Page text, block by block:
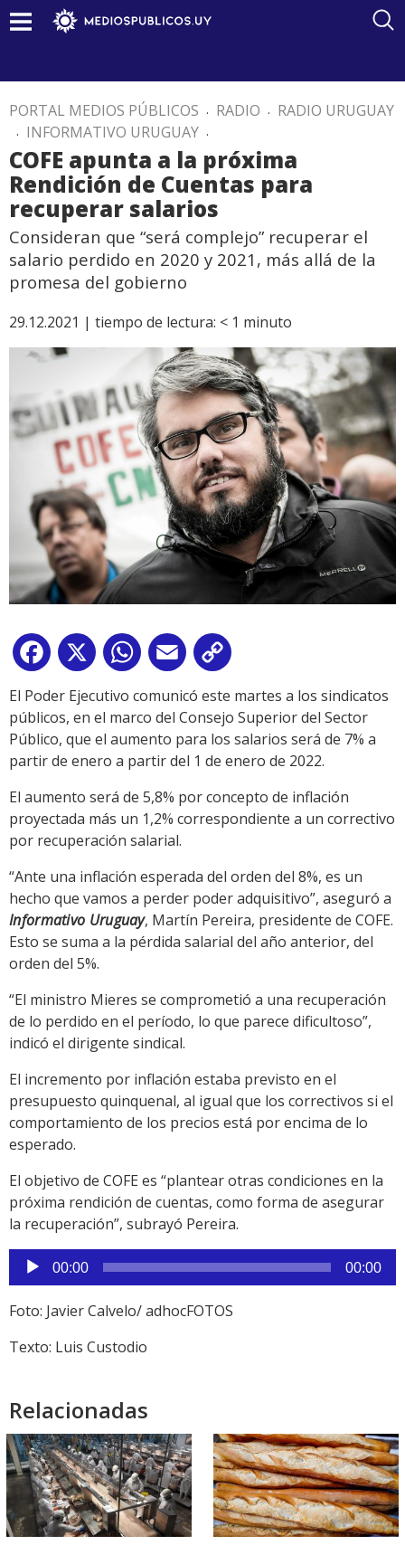
PORTAL MEDIOS PÚBLICOS . RADIO . RADIO URUGUAY
. INFORMATIVO URUGUAY .
COFE apunta a la próxima
Rendición de Cuentas para
recuperar salarios
Consideran que “será complejo” recuperar el
salario perdido en 2020 y 2021, más allá de la
promesa del gobierno
29.12.2021 | tiempo de lectura: < 1 minuto
Facebook
X WhatsApp
Email
Link
El Poder Ejecutivo comunicó este martes a los sindicatos
públicos, en el marco del Consejo Superior del Sector
Público, que el aumento para los salarios será de 7% a
partir de enero a partir del 1 de enero de 2022.
El aumento será de 5,8% por concepto de inflación
proyectada más un 1,2% correspondiente a un correctivo
por recuperación salarial.
“Ante una inflación esperada del orden del 8%, es un
hecho que vamos a perder poder adquisitivo”, aseguró a
Informativo Uruguay, Martín Pereira, presidente de COFE.
Esto se suma a la pérdida salarial del año anterior, del
orden del 5%.
“El ministro Mieres se comprometió a una recuperación
de lo perdido en el período, lo que parece dificultoso”,
indicó el dirigente sindical.
El incremento por inflación estaba previsto en el
presupuesto quinquenal, al igual que los correctivos si el
comportamiento de los precios está por encima de lo
esperado.
El objetivo de COFE es “plantear otras condiciones en la
próxima rendición de cuentas, como forma de asegurar
la recuperación”, subrayó Pereira.
Reproductor
de
audio
00:00 00:00
Foto: Javier Calvelo/ adhocFOTOS
Texto: Luis Custodio
Relacionadas